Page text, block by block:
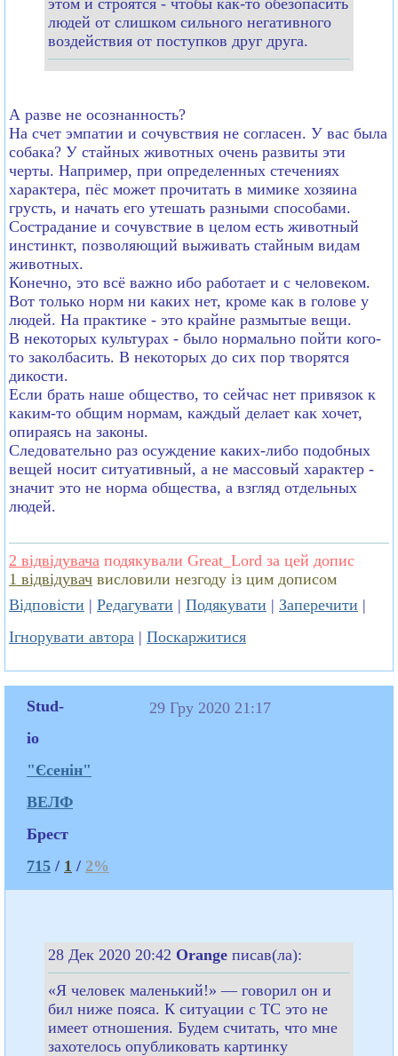
людей от слишком сильного негативного
воздействия от поступков друг друга.
А разве не осознанность?
На счет эмпатии и сочувствия не согласен. У вас была
собака? У стайных животных очень развиты эти
черты. Например, при определенных стечениях
характера, пёс может прочитать в мимике хозяина
грусть, и начать его утешать разными способами.
Сострадание и сочувствие в целом есть животный
инстинкт, позволяющий выживать стайным видам
животных.
Конечно, это всё важно ибо работает и с человеком.
Вот только норм ни каких нет, кроме как в голове у
людей. На практике - это крайне размытые вещи.
В некоторых культурах - было нормально пойти кого-
то заколбасить. В некоторых до сих пор творятся
дикости.
Если брать наше общество, то сейчас нет привязок к
каким-то общим нормам, каждый делает как хочет,
опираясь на законы.
Следовательно раз осуждение каких-либо подобных
вещей носит ситуативный, а не массовый характер -
значит это не норма общества, а взгляд отдельных
людей.
2 відвідувача подякували Great_Lord за цей допис
1 відвідувач висловили незгоду із цим дописом
Відповісти | Редагувати | Подякувати | Заперечити |
Ігнорувати автора | Поскаржитися
Stud-
io
"Єсенін"
ВЕЛФ
Брест
715 / 1 / 2%
29 Гру 2020 21:17
28 Дек 2020 20:42 Orange писав(ла):
«Я человек маленький!» — говорил он и
бил ниже пояса. К ситуации с ТС это не
имеет отношения. Будем считать, что мне
захотелось опубликовать картинку